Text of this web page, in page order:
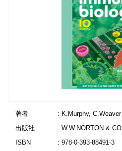
著者
: K.Murphy,
出版社
: W.W.NORTON &
ISBN
: 978-0-393-88491-3